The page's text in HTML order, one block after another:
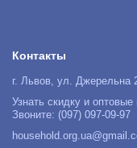
Контакты
г. Львов, ул. Джерельна
Узнать скидку и оптовые
Звоните: (097) 097-09-97